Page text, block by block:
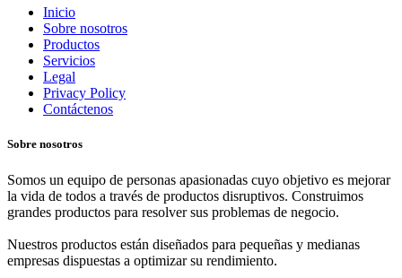
Inicio
Sobre nosotros
Productos
Servicios
Legal
Privacy Policy
Contáctenos
Sobre nosotros
Somos un equipo de personas apasionadas cuyo objetivo es mejorar
la vida de todos a través de productos disruptivos. Construimos
grandes productos para resolver sus problemas de negocio.
Nuestros productos están diseñados para pequeñas y medianas
empresas dispuestas a optimizar su rendimiento.